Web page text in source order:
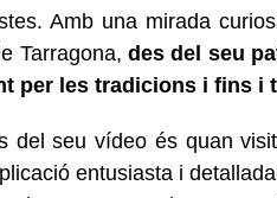
Amb una mirada
Tarragona, des del seu
per les tradicions i fins i
del seu vídeo és quan
entusiasta i